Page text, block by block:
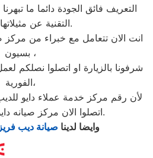
التعريف فائق الجودة دائما ما
التقنية عن مثيلاتها انها دايو.
انت الان تتعامل مع خبراء من مركز
بسيون ،
شرفونا بالزيارة او اتصلوا نصلكم
الفورية،
لأن رقم مركز خدمة عملاء دايو
اتصلوا الان مركز صيانه دايو بسيون مباشرة.
وايضا لدينا صيانة ديب